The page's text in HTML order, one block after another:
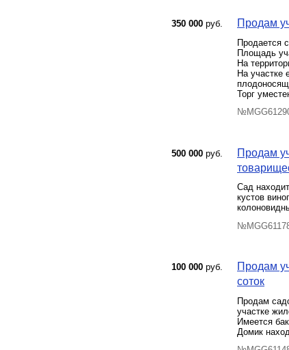
350 000 руб. Продам
Продается
Площадь
На
На участке
Торг
500 000 руб.
Продам
Сад
кустов
100 000 руб.
Продам
соток
Продам
участке
Имеется
Домик